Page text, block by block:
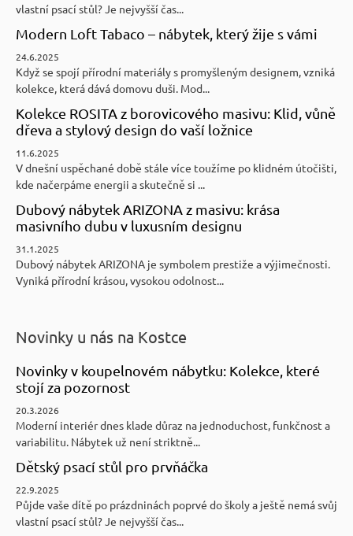
vlastní psací stůl? Je nejvyšší čas...
Modern Loft Tabaco – nábytek, který žije s vámi
24.6.2025
Když se spojí přírodní materiály s promyšleným designem, vzniká
kolekce, která dává domovu duši. Mod...
Kolekce ROSITA z borovicového masivu: Klid, vůně
dřeva a stylový design do vaší ložnice
11.6.2025
V dnešní uspěchané době stále více toužíme po klidném útočišti,
kde načerpáme energii a skutečně si ...
Dubový nábytek ARIZONA z masivu: krása
masivního dubu v luxusním designu
31.1.2025
Dubový nábytek ARIZONA je symbolem prestiže a výjimečnosti.
Vyniká přírodní krásou, vysokou odolnost...
Novinky u nás na Kostce
Novinky v koupelnovém nábytku: Kolekce, které
stojí za pozornost
20.3.2026
Moderní interiér dnes klade důraz na jednoduchost, funkčnost a
variabilitu. Nábytek už není striktně...
Dětský psací stůl pro prvňáčka
22.9.2025
Půjde vaše dítě po prázdninách poprvé do školy a ještě nemá svůj
vlastní psací stůl? Je nejvyšší čas...